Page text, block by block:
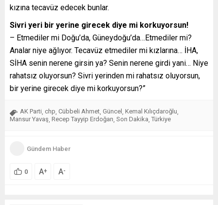
kızına tecavüz edecek bunlar.
Sivri yeri bir yerine girecek diye mi korkuyorsun!
– Etmediler mi Doğu’da, Güneydoğu’da…Etmediler mi?
Analar niye ağlıyor. Tecavüz etmediler mi kızlarına… İHA,
SİHA senin nerene girsin ya? Senin nerene girdi yani… Niye
rahatsız oluyorsun? Sivri yerinden mi rahatsız oluyorsun,
bir yerine girecek diye mi korkuyorsun?”
AK Parti, chp, Cübbeli Ahmet, Güncel , Kemal Kılıçdaroğlu,
Mansur Yavaş, Recep Tayyip Erdoğan, Son Dakika, Türkiye
Gündem Haber
0 A+ A-